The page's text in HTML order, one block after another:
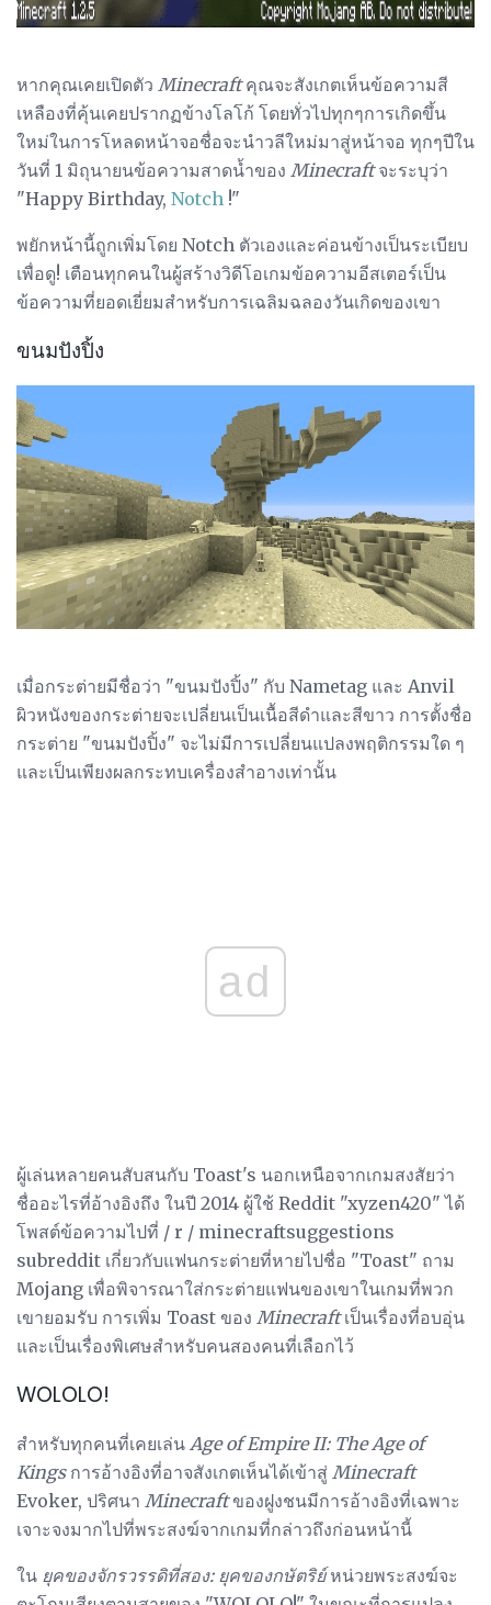
หากคุณเคยเปิดตัว Minecraftคุณจะสังเกตเห็นข้อความสี
เหลืองที่คุ้นเคยปรากฏข้างโลโก้ โดยทั่วไปทุกๆการเกิดขึ้น
ใหม่ในการโหลดหน้าจอชื่อจะนำวลีใหม่มาสู่หน้าจอ ทุกๆปีใน
วันที่ 1 มิถุนายนข้อความสาดน้ำของ Minecraftจะระบุว่า
"Happy Birthday, Notch !"
พยักหน้านี้ถูกเพิ่มโดย Notch ตัวเองและค่อนข้างเป็นระเบียบ
เพื่อดู! เตือนทุกคนในผู้สร้างวิดีโอเกมข้อความอีสเตอร์เป็น
ข้อความที่ยอดเยี่ยมสำหรับการเฉลิมฉลองวันเกิดของเขา
ขนมปังปิ้ง
เมื่อกระต่ายมีชื่อว่า "ขนมปังปิ้ง" กับ Nametag และ Anvil
ผิวหนังของกระต่ายจะเปลี่ยนเป็นเนื้อสีดำและสีขาว การตั้งชื่อ
กระต่าย "ขนมปังปิ้ง" จะไม่มีการเปลี่ยนแปลงพฤติกรรมใด ๆ
และเป็นเพียงผลกระทบเครื่องสำอางเท่านั้น
ad
ผู้เล่นหลายคนสับสนกับ Toast's นอกเหนือจากเกมสงสัยว่า
ชื่ออะไรที่อ้างอิงถึง ในปี 2014 ผู้ใช้ Reddit "xyzen420" ได้
โพสต์ข้อความไปที่ / r / minecraftsuggestions
subreddit เกี่ยวกับแฟนกระต่ายที่หายไปชื่อ "Toast" ถาม
Mojang เพื่อพิจารณาใส่กระต่ายแฟนของเขาในเกมที่พวก
เขายอมรับ การเพิ่ม Toast ของ Minecraftเป็นเรื่องที่อบอุ่น
และเป็นเรื่องพิเศษสำหรับคนสองคนที่เลือกไว้
WOLOLO!
สำหรับทุกคนที่เคยเล่น Age of Empire II: The Age of
Kingsการอ้างอิงที่อาจสังเกตเห็นได้เข้าสู่ Minecraft
Evoker, ปริศนา Minecraftของฝูงชนมีการอ้างอิงที่เฉพาะ
เจาะจงมากไปที่พระสงฆ์จากเกมที่กล่าวถึงก่อนหน้านี้
ใน ยุคของจักรวรรดิที่สอง: ยุคของกษัตริย์หน่วยพระสงฆ์จะ